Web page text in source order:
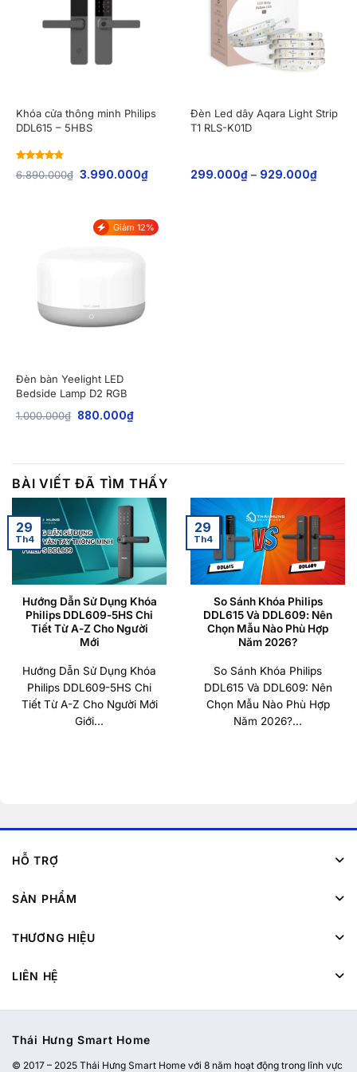
Khóa cửa thông minh Philips
DDL615 – 5HBS
Rated4.83
out of 5
6.890.000₫ 3.990.000₫
Đèn Led dây Aqara Light Strip
T1 RLS-K01D
299.000₫– 929.000₫
Giảm 12%
Đèn bàn Yeelight LED
Bedside Lamp D2 RGB
1.000.000₫ 880.000₫
BÀI VIẾT ĐÃ TÌM THẤY
Hướng Dẫn Sử Dụng Khóa
Philips DDL609-5HS Chi
Tiết Từ A-Z Cho Người
Mới
Hướng Dẫn Sử Dụng Khóa
Philips DDL609-5HS Chi
Tiết Từ A-Z Cho Người Mới
Giới...
29
Th4
So Sánh Khóa Philips
DDL615 Và DDL609: Nên
Chọn Mẫu Nào Phù Hợp
Năm 2026?
So Sánh Khóa Philips
DDL615 Và DDL609: Nên
Chọn Mẫu Nào Phù Hợp
Năm 2026?...
29
Th4
HỖ TRỢ
SẢN PHẨM
THƯƠNG HIỆU
LIÊN HỆ
Thái Hưng Smart Home
© 2017 – 2025 Thái Hưng Smart Home với 8 năm hoạt động trong lĩnh vực